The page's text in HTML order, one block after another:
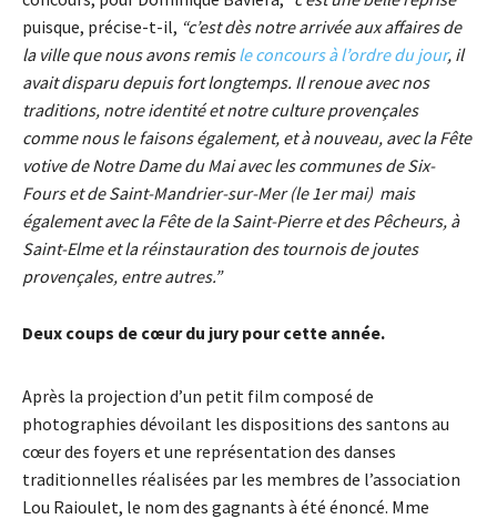
puisque, précise-t-il, “c’est dès notre arrivée aux affaires de
la ville que nous avons remisle concours à l’ordre du jour, il
avait disparu depuis fort longtemps. Il renoue avec nos
traditions, notre identité et notre culture provençales
comme nous le faisons également, et à nouveau, avec la Fête
votive de Notre Dame du Mai avec les communes de Six-
Fours et de Saint-Mandrier-sur-Mer (le 1er mai) mais
également avec la Fête de la Saint-Pierre et des Pêcheurs, à
Saint-Elme et la réinstauration des tournois de joutes
provençales, entre autres.”
Deux coups de cœur du jury pour cette année.
Après la projection d’un petit film composé de
photographies dévoilant les dispositions des santons au
cœur des foyers et une représentation des danses
traditionnelles réalisées par les membres de l’association
Lou Raioulet, le nom des gagnants à été énoncé. Mme